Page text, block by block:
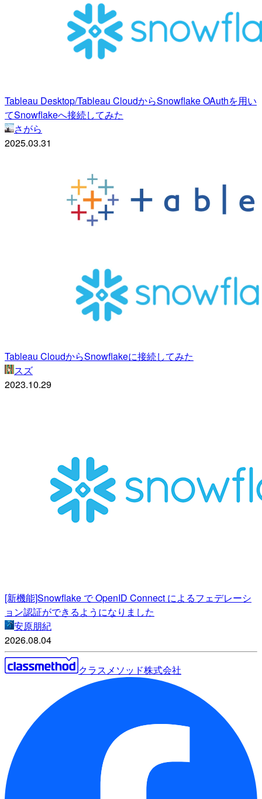
Tableau Desktop/Tableau CloudからSnowflake OAuthを用い
てSnowflakeへ接続してみた
さがら
2025.03.31
Tableau CloudからSnowflakeに接続してみた
スズ
2023.10.29
[新機能]Snowflake で OpenID Connect によるフェデレーシ
ョン認証ができるようになりました
安原朋紀
2026.08.04
クラスメソッド株式会社